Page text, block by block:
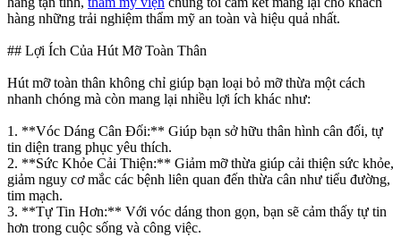
hàng những trải nghiệm thẩm mỹ an toàn và hiệu quả nhất.
## Lợi Ích Của Hút Mỡ Toàn Thân
Hút mỡ toàn thân không chỉ giúp bạn loại bỏ mỡ thừa một cách
nhanh chóng mà còn mang lại nhiều lợi ích khác như:
1. **Vóc Dáng Cân Đối:** Giúp bạn sở hữu thân hình cân đối, tự
tin diện trang phục yêu thích.
2. **Sức Khỏe Cải Thiện:** Giảm mỡ thừa giúp cải thiện sức khỏe,
giảm nguy cơ mắc các bệnh liên quan đến thừa cân như tiểu đường,
tim mạch.
3. **Tự Tin Hơn:** Với vóc dáng thon gọn, bạn sẽ cảm thấy tự tin
hơn trong cuộc sống và công việc.